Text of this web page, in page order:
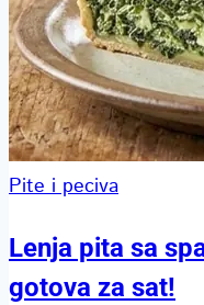
Pite i peciva
Lenja pita sa
gotova za sat!